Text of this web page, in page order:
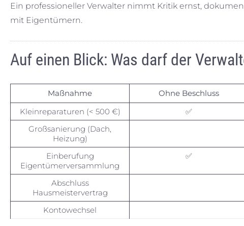
Ein professioneller Verwalter nimmt Kritik ernst,
mit Eigentümern.
Auf einen Blick: Was darf der
Maßnahme Ohne Beschluss
Kleinreparaturen (< 500 €)
✅
Großsanierung (Dach,
Heizung)
Einberufung
Eigentümerversammlung
✅
Abschluss
Hausmeistervertrag
Kontowechsel